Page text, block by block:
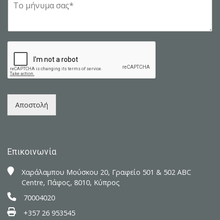
m
a
i
s
a
*
Αποστολή
Επικοινωνία
Xαράλαμπου Μούσκου 20, Γραφείο 501 & 502 ABC
Centre, Πάφος, 8010, Κύπρος
70004020
+357 26 953545